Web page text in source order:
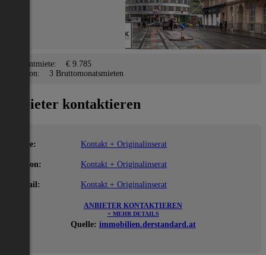
Gesamtmiete:
€ 9.785
Kaution:
3 Bruttomonatsmieten
Anbieter kontaktieren
Name: Kontakt + Originalinserat
Telefon: Kontakt + Originalinserat
E-Mail: Kontakt + Originalinserat
ANBIETER KONTAKTIEREN
+ MEHR DETAILS
Quelle: immobilien.derstandard.at